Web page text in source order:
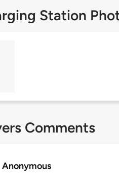
Station
Comments
Anonymous